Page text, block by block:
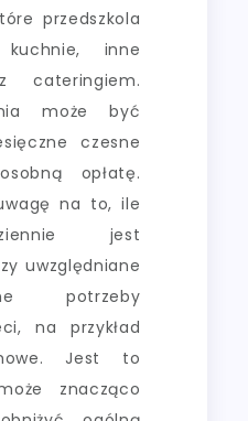
przedszkola
inne
cateringiem.
może być
czesne
opłatę.
na to, ile
jest
uwzględniane
potrzeby
na przykład
Jest to
znacząco